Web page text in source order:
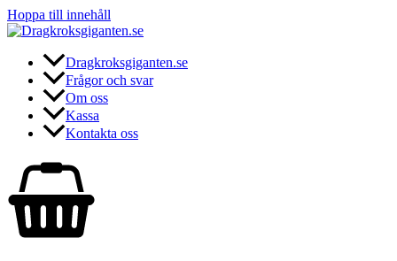
Hoppa till innehåll
Dragkroksgiganten.se
Frågor och svar
Om oss
Kassa
Kontakta oss